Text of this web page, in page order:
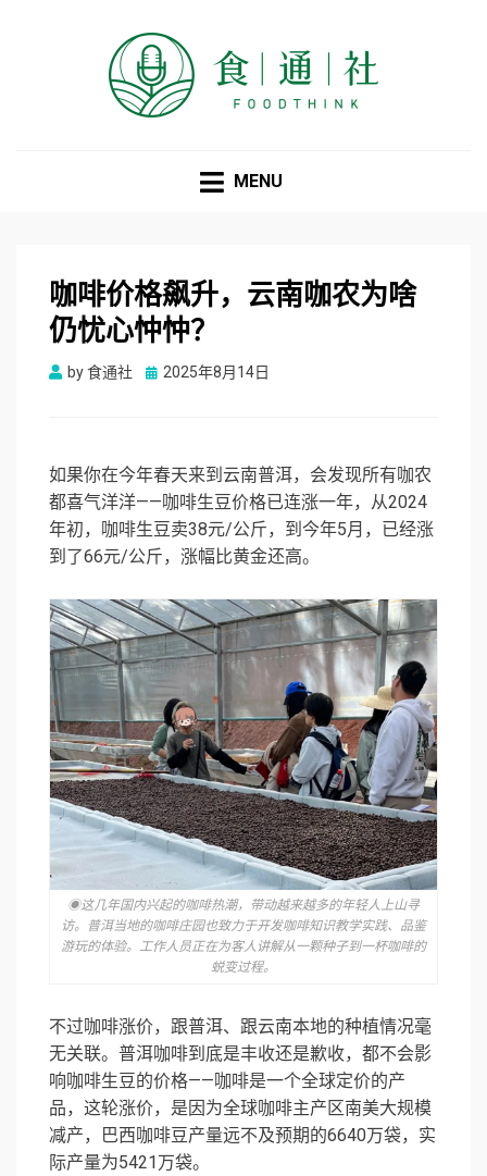
MENU
咖啡价格飙升，云南咖农为啥
仍忧心忡忡？
by食通社
Posted
2025年8月14日
如果你在今年春天来到云南普洱，会发现所有咖农
都喜气洋洋——咖啡生豆价格已连涨一年，从2024
年初，咖啡生豆卖38元/公斤，到今年5月，已经涨
到了66元/公斤，涨幅比黄金还高。
◉这几年国内兴起的咖啡热潮，带动越来越多的年轻人上山寻
访。普洱当地的咖啡庄园也致力于开发咖啡知识教学实践、品鉴
游玩的体验。工作人员正在为客人讲解从一颗种子到一杯咖啡的
蜕变过程。
不过咖啡涨价，跟普洱、跟云南本地的种植情况毫
无关联。普洱咖啡到底是丰收还是歉收，都不会影
响咖啡生豆的价格——咖啡是一个全球定价的产
品，这轮涨价，是因为全球咖啡主产区南美大规模
减产，巴西咖啡豆产量远不及预期的6640万袋，实
际产量为5421万袋。